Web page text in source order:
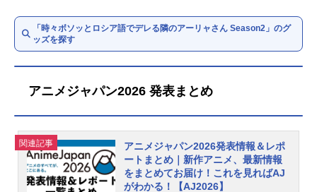
清宮光瑠：市川太一
「時々ボソッとロシア語でデレる隣のアーリャさん Season2」のグ
ッズを探す
アニメジャパン2026 発表まとめ
関連記事
アニメジャパン2026発表情報＆レポ
ートまとめ｜新作アニメ、最新情報
をまとめてお届け！これを見ればAJ
がわかる！【AJ2026】